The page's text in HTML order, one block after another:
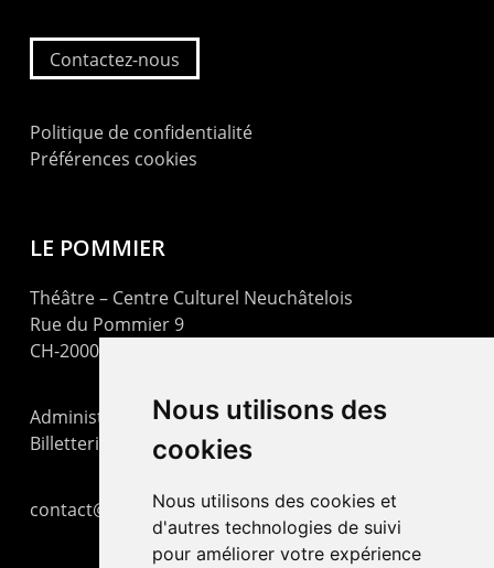
Nous utilisons des
cookies
Nous utilisons des cookies et
d'autres technologies de suivi
pour améliorer votre expérience
Contactez-nous
Politique de confidentialité
Préférences cookies
LE POMMIER
Théâtre – Centre Culturel Neuchâtelois
Rue du Pommier 9
CH-2000 Neuchâtel
Administration : +41 32 725 03 03
Billetterie : +41 32 725 05 05
contact@lepommier.ch